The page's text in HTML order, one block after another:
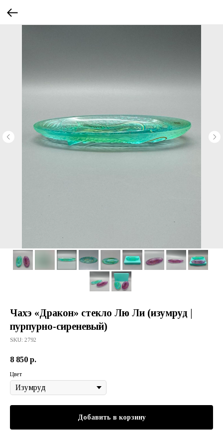
Чахэ «Дракон» стекло Лю Ли (изумруд |
пурпурно-сиреневый)
SKU: 2792
8 850 р.
Цвет
Добавить в корзину